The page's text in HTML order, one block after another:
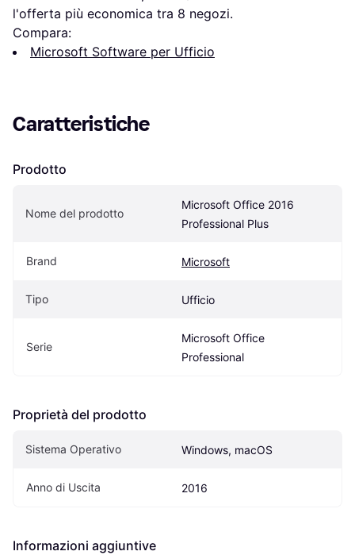
l'offerta più economica tra 8 negozi.
Compara:
Microsoft Software per Ufficio
Caratteristiche
Prodotto
Nome del prodotto
Microsoft Office 2016
Professional Plus
Brand Microsoft
Tipo Ufficio
Serie
Microsoft Office
Professional
Proprietà del prodotto
Sistema Operativo Windows, macOS
Anno di Uscita 2016
Informazioni aggiuntive